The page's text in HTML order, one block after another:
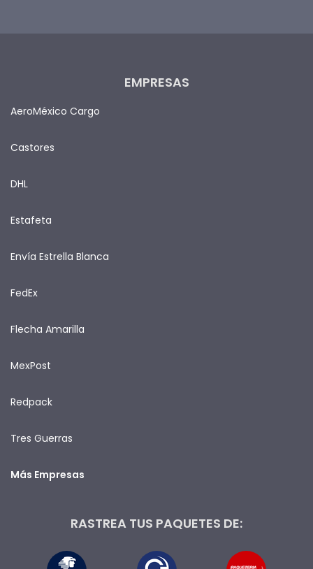
EMPRESAS
AeroMéxico Cargo
Castores
DHL
Estafeta
Envía Estrella Blanca
FedEx
Flecha Amarilla
MexPost
Redpack
Tres Guerras
Más Empresas
RASTREA TUS PAQUETES DE: